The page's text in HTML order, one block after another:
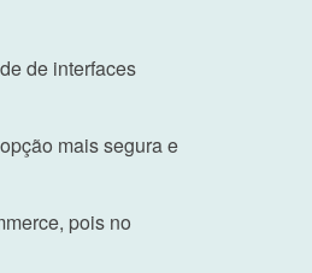
de interfaces
mais segura e
pois no